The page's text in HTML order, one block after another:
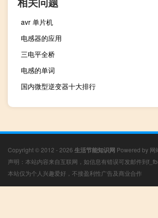
avr 单片机
电感器的应用
三电平全桥
电感的单词
国内微型逆变器十大排行
Copyright © 2012 - 2026 生活节能知识网 Powered by 网
声明：本站内容来自互联网，如信息有错误可发邮件到
本站仅为个人兴趣爱好，不接盈利性广告及商业合作